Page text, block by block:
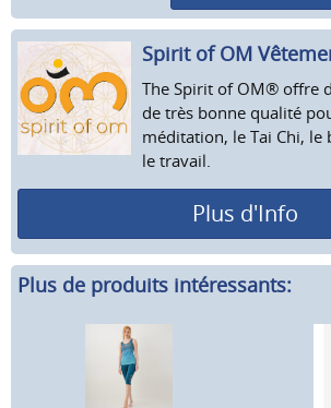
Spirit of OM
The Spirit of OM® offre
de très bonne qualité
méditation, le Tai Chi, le
le travail.
Plus d'Info
Plus de produits intéressants: